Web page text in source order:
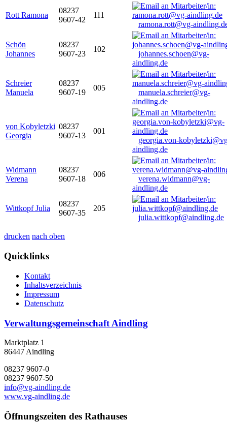
Rott Ramona
08237
9607-42
111
ramona.rott@vg-
Schön
Johannes
08237
9607-23
102
johannes.schoen@vg-
aindling.de
Schreier
Manuela
08237
9607-19
005
manuela.schreier@vg-
aindling.de
von Kobyletzki
Georgia
08237
9607-13
001
georgia.von-
aindling.de
Widmann
Verena
08237
9607-18
006
verena.widmann@vg-
aindling.de
Wittkopf Julia
08237
9607-35
205
julia.wittkopf@aindling.de
drucken nach oben
Quicklinks
Kontakt
Inhaltsverzeichnis
Impressum
Datenschutz
Verwaltungsgemeinschaft Aindling
Marktplatz 1
86447 Aindling
08237 9607-0
08237 9607-50
info@vg-aindling.de
www.vg-aindling.de
Öffnungszeiten des Rathauses